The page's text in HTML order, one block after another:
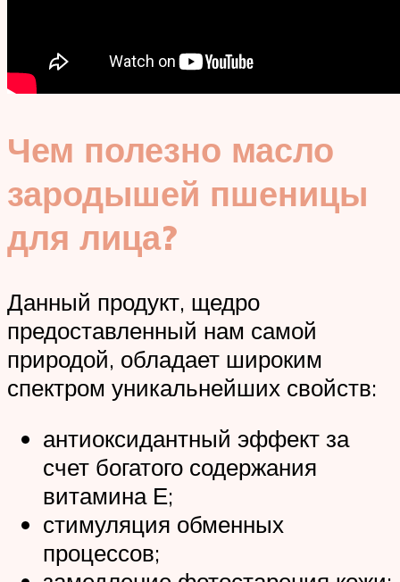
Чем полезно масло
зародышей пшеницы
для лица?
Данный продукт, щедро
предоставленный нам самой
природой, обладает широким
спектром уникальнейших свойств:
антиоксидантный эффект за
счет богатого содержания
витамина Е;
стимуляция обменных
процессов;